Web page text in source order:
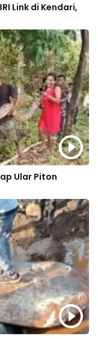
Link di Kendari,
Ular Piton